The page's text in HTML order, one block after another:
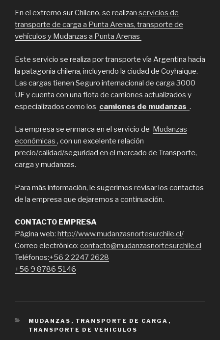
En el extremo sur Chileno, se realizan servicios de
transporte de carga a Punta Arenas, transporte de
vehículos y Mudanzas a Punta Arenas
Este servicio se realiza por transporte vía Argentina hacia
la patagonia chilena, incluyendo la ciudad de Coyhaique.
Las cargas tienen Seguro internacional de carga 3000
UF y cuenta con una flota de camiones actualizados y
especializados como los camiones de mudanzas .
La empresa se enmarca en el servicio de Mudanzas
económicas , con un excelente relación
precio/calidad/seguridad en el mercado de Transporte,
carga y mudanzas.
Para más información, le sugerimos revisar los contactos
de la empresa que dejaremos a continuación.
CONTACTO EMPRESA
Página web: http://www.mudanzasnortesurchile.cl/
Correo electrónico: contacto@mudanzasnortesurchile.cl
Teléfonos:+56 2 2247 2628
+56 9 8786 5146
CATEGORIES
MUDANZAS , TRANSPORTE DE CARGA ,
TRANSPORTE DE VEHICULOS